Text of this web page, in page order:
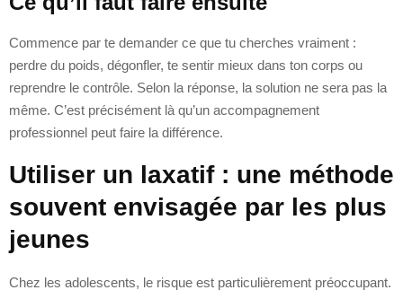
Commence par te demander ce que tu cherches vraiment :
perdre du poids, dégonfler, te sentir mieux dans ton corps ou
reprendre le contrôle. Selon la réponse, la solution ne sera pas la
même. C’est précisément là qu’un accompagnement
professionnel peut faire la différence.
Utiliser un laxatif : une méthode
souvent envisagée par les plus
jeunes
Chez les adolescents, le risque est particulièrement préoccupant.